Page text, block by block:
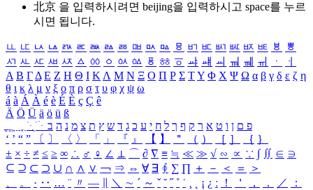
北京 을 입력하시려면 beijing을 입력하시고 space를 누르
시면 됩니다.
ㅥ ㅦ ㅧ ㅨ ㅩ ㅪ ㅫ ㅬ ㅭ ㅮ ㅯ ㅰ ㅱ ㅲ ㅳ ㅴ ㅵ ㅶ ㅷ ㅸ
ㅹ
ㅺ ㅻ ㅼ ㅽ ㅾ ㅿ ㆀ ㆁ ㆂ ㆃ ㆄ ㆅ ㆆ ㆇ ㆈ ㆉ ㆊ ㆋ ㆌ ㆍ
ㆎ
Α Β ΓΔ Ε Ζ Η Θ Ι ΚΛ Μ Ν Ξ Ο Π Ρ Σ ΤΥ Φ Χ Ψ Ω α β γ δ ε ζ η
θ ι κ λ μ ν ξ ο π ρ σ τ υ φ χ ψ ω
á à Á À é è É È ç Ç ê
Ä Ö Ü ä ö ü ß
ִֶֹ ֻּ ׁׂ פ ם ן ו ט א ר ק ף ך ל ח י ע כ ג ד ש ץ ת צ מ נ ה ב
‘ ’ “ ” 〔 〕 〈 〉 「 」 『 』 【 】 ＂ （ ） ［ ］ ｛ ｝
± × ÷ ≠ ≤ ≥ ∞ ∴ ♂ ♀ ∠ ⊥ ⌒ ∂ ∇ ≡ ≒ ≪ ≫ √ ∽ ∝ ∵ ∫ ∬ ∈ ∋
⊆ ⊇ ⊂ ⊃ ∪ ∩ ∧ ∨ ￢ ⇒ ⇔ ∀ ∃ ∮ ∑ ∏ ＋ － ＜ ＝
＞
、
。 · ‥ … ¨ 〃 ― ＼ ∼ ´ ～ ˇ ˘ ˝ ˚ ˙ ¸ ¡ ¿ ː ！ ＇ ， ． ／
：